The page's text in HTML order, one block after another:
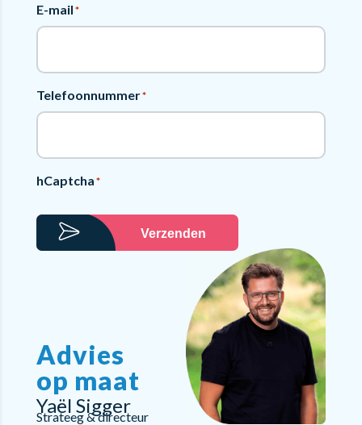
E-mail*
Telefoonnummer*
hCaptcha*
Verzenden
Advies
op maat
Yaël Sigger
Strateeg & directeur